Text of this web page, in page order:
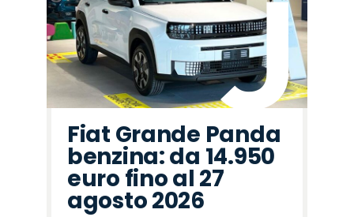
Fiat Grande Panda
benzina: da 14.950
euro fino al 27
agosto 2026